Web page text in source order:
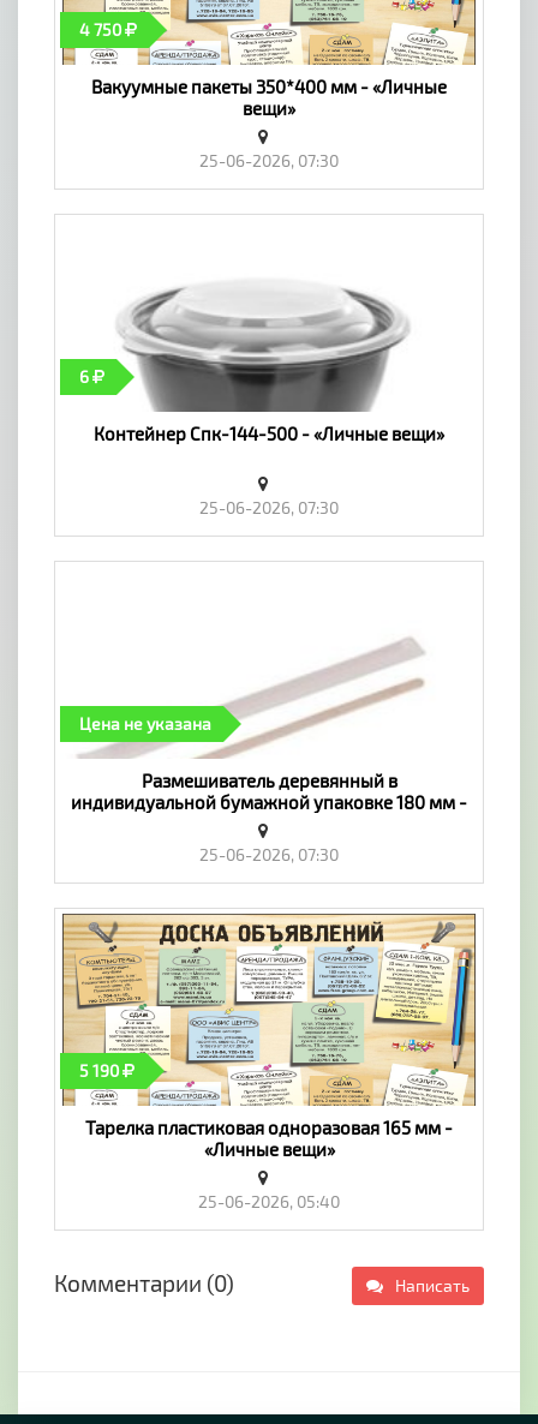
4 750
Вакуумные пакеты 350*400 мм - «Личные
вещи»
25-06-2026, 07:30
6
Контейнер Спк-144-500 - «Личные вещи»
25-06-2026, 07:30
Цена не указана
Размешиватель деревянный в
индивидуальной бумажной упаковке 180 мм -
«Личные вещи»
25-06-2026, 07:30
5 190
Тарелка пластиковая одноразовая 165 мм -
«Личные вещи»
25-06-2026, 05:40
Комментарии (0) Написать